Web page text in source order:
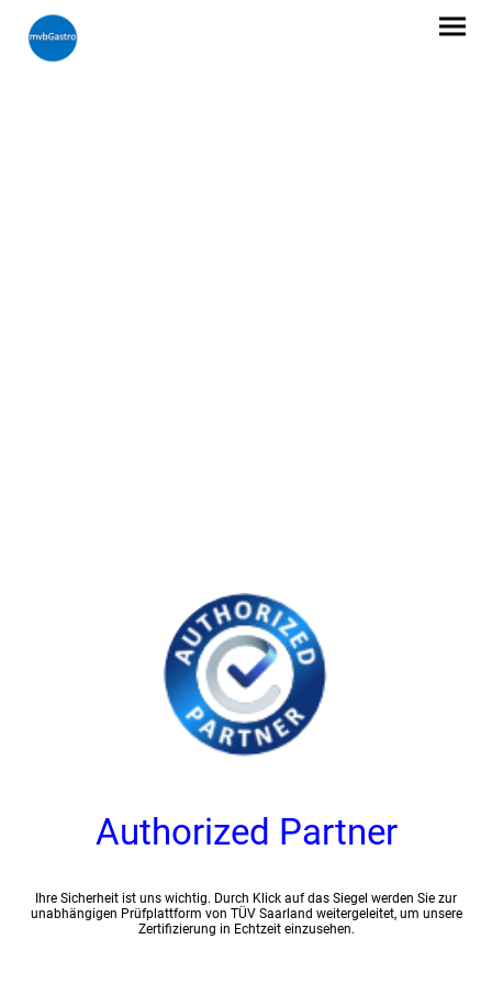
Authorized Partner
Ihre Sicherheit ist uns wichtig. Durch Klick auf das Siegel werden Sie zur
unabhängigen Prüfplattform von TÜV Saarland weitergeleitet, um unsere
Zertifizierung in Echtzeit einzusehen.